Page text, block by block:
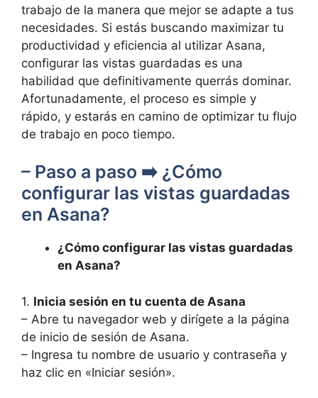
trabajo de la manera que mejor se adapte a tus
necesidades. Si estás buscando maximizar tu
productividad y eficiencia al utilizar Asana,
configurar las vistas guardadas es una
habilidad que definitivamente querrás dominar.
Afortunadamente, el proceso es simple y
rápido, y estarás en camino de optimizar tu flujo
de trabajo en poco tiempo.
– Paso a paso ➡️ ¿Cómo
configurar las vistas guardadas
en Asana?
¿Cómo configurar las vistas guardadas
en Asana?
1. Inicia sesión en tu cuenta de Asana
– Abre tu navegador web y dirígete a la página
de inicio de sesión de Asana.
– Ingresa tu nombre de usuario y contraseña y
haz clic en «Iniciar sesión».